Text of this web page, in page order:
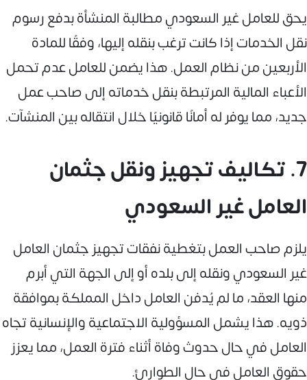
يحق للعامل غير السعودي مطالبة المنشأة بدفع رسوم
نقل الخدمات إذا كانت ترغب بنقله إليها، وفقًا للمادة
الأربعين من نظام العمل. هذا يضمن للعامل عدم تحمل
الأعباء المالية المرتبطة بنقل خدماته إلى صاحب عمل
جديد، مما يوفر له أمانًا قانونيًا خلال انتقاله بين المنشآت.
7. تكاليف تجهيز ونقل جثمان
العامل غير السعودي
يلزم صاحب العمل بتغطية نفقات تجهيز جثمان العامل
غير السعودي ونقله إلى بلده أو إلى الجهة التي أبرم
منها العقد، ما لم يُدفن العامل داخل المملكة بموافقة
ذويه. هذا يشمل المسؤولية الاجتماعية والإنسانية تجاه
العامل في حال حدوث وفاة أثناء فترة العمل، مما يعزز
حقوق العامل في حال الطوارئ.